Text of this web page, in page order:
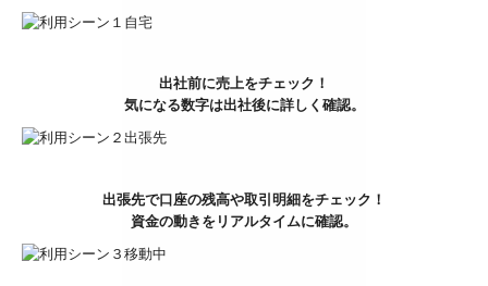
プライバシーポリシー
出社前に売上をチェック！
気になる数字は出社後に詳しく確認。
出張先で口座の残高や取引明細をチェック！
資金の動きをリアルタイムに確認。